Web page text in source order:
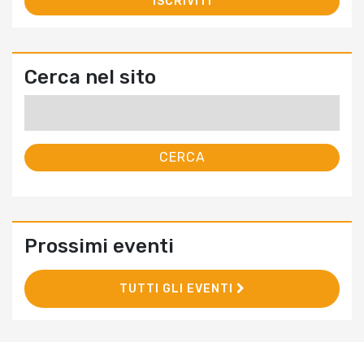
Cerca nel sito
Prossimi eventi
TUTTI GLI EVENTI